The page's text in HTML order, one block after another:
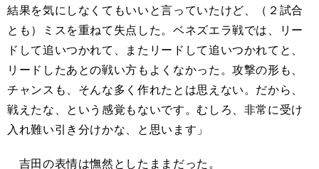
結果を気にしなくてもいいと言っていたけど、（２試合
とも）ミスを重ねて失点した。ベネズエラ戦では、リー
ドして追いつかれて、またリードして追いつかれてと、
リードしたあとの戦い方もよくなかった。攻撃の形も、
チャンスも、そんな多く作れたとは思えない。だから、
戦えたな、という感覚もないです。むしろ、非常に受け
入れ難い引き分けかな、と思います」
吉田の表情は憮然としたままだった。